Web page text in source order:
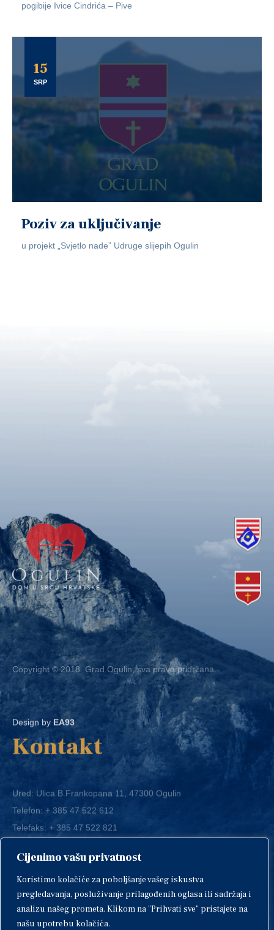
Cijenimo vašu privatnost
Koristimo kolačiće za poboljšanje vašeg iskustva
pregledavanja, posluživanje prilagođenih oglasa ili sadržaja i
analizu našeg prometa. Klikom na "Prihvati sve" pristajete na
našu upotrebu kolačića.
pogibije Ivice Cindrića – Pive
15
SRP
Poziv za uključivanje
u projekt „Svjetlo nade” Udruge slijepih Ogulin
Copyright © 2018. Grad Ogulin, sva prava pridržana.
Design by EA93
Kontakt
Ured: Ulica B.Frankopana 11, 47300 Ogulin
Telefon:+ 385 47 522 612
Telefaks:+ 385 47 522 821
E-mail:grad-ogulin@ogulin.hr
OIB: 58264108511
IBAN: HR1424020061829700009